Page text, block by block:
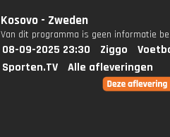
Kosovo - Zweden
Van dit programma is geen informatie
08-09-2025 23:30 Ziggo
Sporten.TV
Alle afleveringen